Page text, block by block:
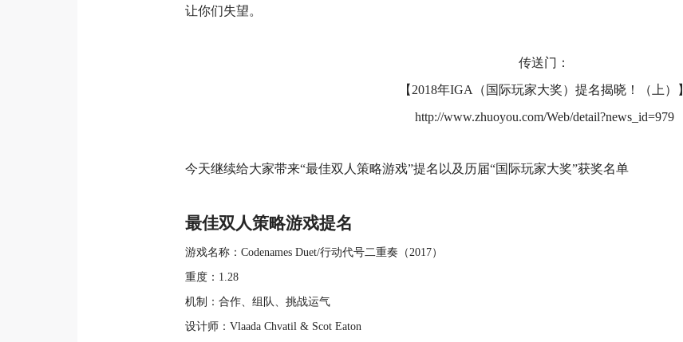
让你们失望。
传送门：
【2018年IGA（国际玩家大奖）提名揭晓！（上）】
http://www.zhuoyou.com/Web/detail?news_id=979
今天继续给大家带来“最佳双人策略游戏”提名以及历届“国际玩家大奖”获奖名单
最佳双人策略游戏提名
游戏名称：Codenames Duet/行动代号二重奏（2017）
重度：1.28
机制：合作、组队、挑战运气
设计师：Vlaada Chvatil & Scot Eaton